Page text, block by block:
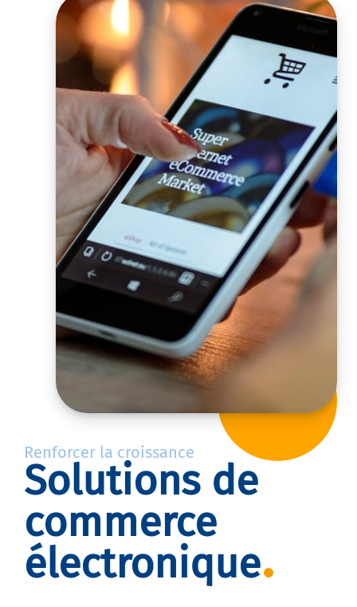
Renforcer la croissance
Solutions de
commerce
électronique